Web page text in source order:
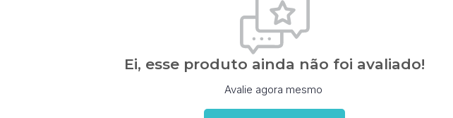
Ei, esse produto ainda não foi avaliado!
Avalie agora mesmo